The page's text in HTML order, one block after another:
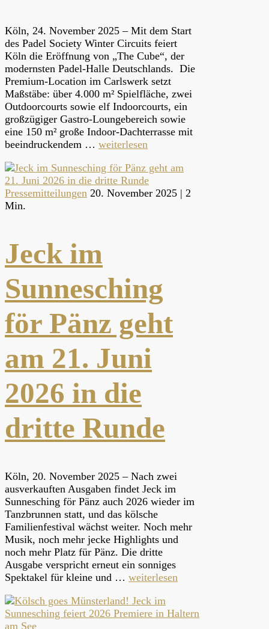
Köln, 24. November 2025 – Mit dem Start
des Padel Society Winter Circuits feiert
Köln die Eröffnung von „The Cube“, der
modernsten Padel-Halle Deutschlands. Die
Premium-Location im Carlswerk setzt
Maßstäbe: über 4.000 m² Spielfläche, zwei
Outdoorcourts sowie elf Indoorcourts, ein
großzügiger Gastro-Loungebereich sowie
eine 150 m² große Indoor-Dachterrasse mit
beeindruckendem … weiterlesen
Pressemitteilungen 20. November 2025 | 2
Min.
Jeck im
Sunnesching
för Pänz geht
am 21. Juni
2026 in die
dritte Runde
Köln, 20. November 2025 – Nach zwei
ausverkauften Ausgaben findet Jeck im
Sunnesching för Pänz auch 2026 wieder im
Tanzbrunnen statt, und das kölsche
Familienfestival wächst weiter. Noch mehr
Musik, noch mehr jecke Highlights und
noch mehr Platz für Pänz. Die dritte
Ausgabe verspricht erneut ein sonniges
Spektakel für kleine und … weiterlesen